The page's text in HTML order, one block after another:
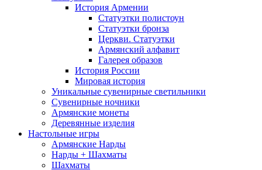
История Армении
Статуэтки полистоун
Статуэтки бронза
Церкви. Статуэтки
Армянский алфавит
Галерея образов
История России
Мировая история
Уникальные сувенирные светильники
Сувенирные ночники
Армянские монеты
Деревянные изделия
Настольные игры
Армянские Нарды
Нарды + Шахматы
Шахматы